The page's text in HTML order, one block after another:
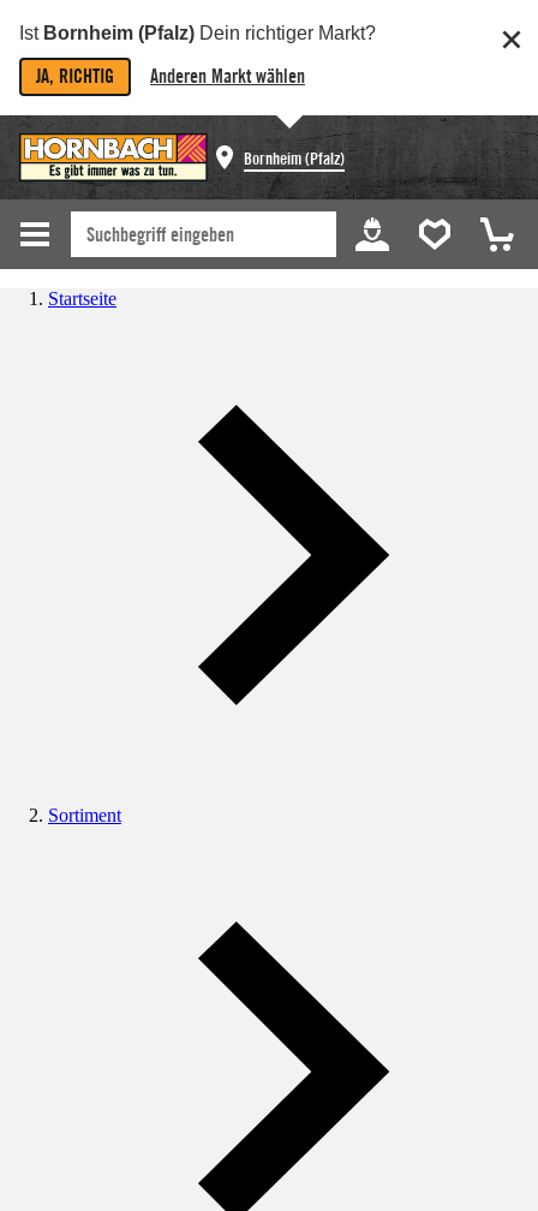
Ist Bornheim (Pfalz) Dein richtiger Markt?
JA, RICHTIG Anderen Markt wählen
Bornheim (Pfalz)
Startseite
Sortiment